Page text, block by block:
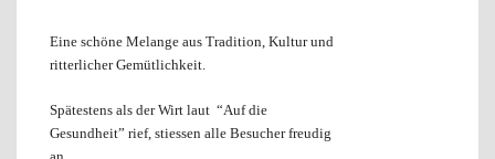
Eine schöne Melange aus Tradition, Kultur und
ritterlicher Gemütlichkeit.
Spätestens als der Wirt laut “Auf die
Gesundheit” rief, stiessen alle Besucher freudig